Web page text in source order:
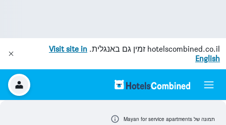
hotelscombined.co.il זמין גם באנגלית. Visit site in
English
תמונה של Mayan for service apartments